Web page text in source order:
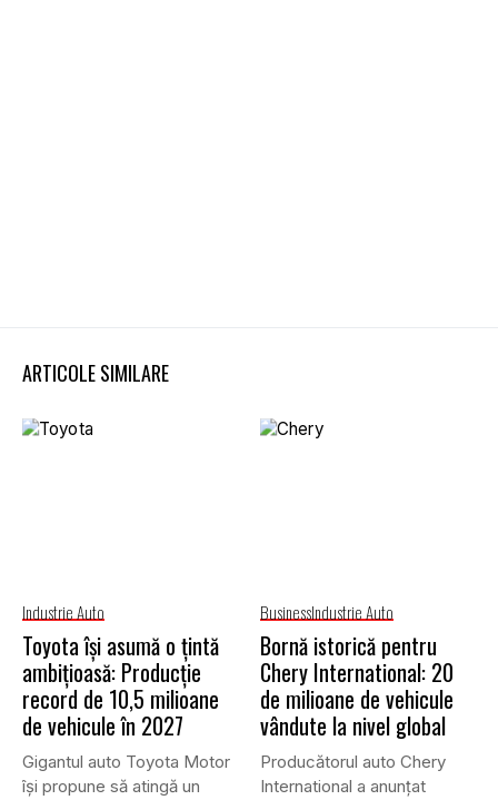
ARTICOLE SIMILARE
Industrie Auto
Toyota își asumă o țintă
ambițioasă: Producție
record de 10,5 milioane
de vehicule în 2027
Gigantul auto Toyota Motor
își propune să atingă un
BusinessIndustrie Auto
Bornă istorică pentru
Chery International: 20
de milioane de vehicule
vândute la nivel global
Producătorul auto Chery
International a anunțat